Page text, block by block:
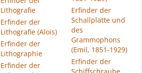
Lithografie
Erfinder der
Lithografie (Alois)
Erfinder der
Lithographie
Erfinder der
Erfinder der
Schallplatte und
des
Grammophons
(Emil, 1851-1929)
Erfinder der